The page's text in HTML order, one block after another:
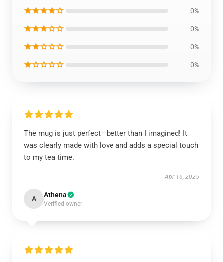
★★★★☆ 0%
★★★☆☆ 0%
★★☆☆☆ 0%
★☆☆☆☆ 0%
The mug is just perfect—better than I imagined! It
was clearly made with love and adds a special touch
to my tea time.
Apr 16, 2025
A Athena
Verified owner